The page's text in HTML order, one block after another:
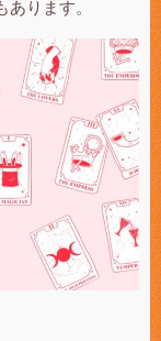
ります。